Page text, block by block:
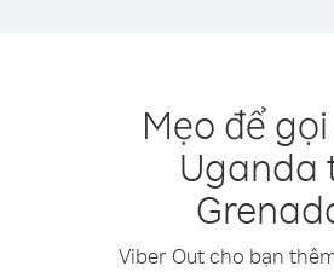
Mẹo để
Uganda
Viber Out cho bạn